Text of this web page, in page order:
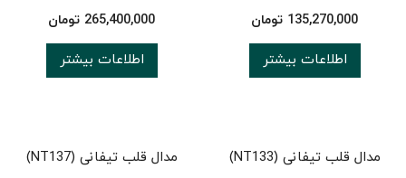
135,270,000 تومان
اطلاعات بیشتر
265,400,000 تومان
اطلاعات بیشتر
مدال قلب تیفانی (NT133)
مدال قلب تیفانی (NT137)